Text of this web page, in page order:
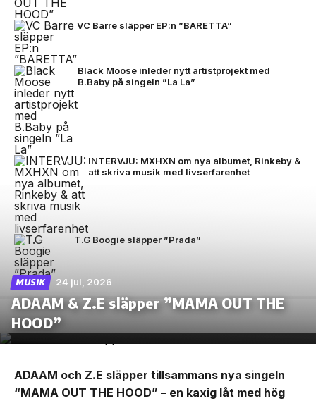
VC Barre släpper EP:n ”BARETTA”
Black Moose inleder nytt artistprojekt med
B.Baby på singeln ”La La”
INTERVJU: MXHXN om nya albumet, Rinkeby &
att skriva musik med livserfarenhet
T.G Boogie släpper ”Prada”
MUSIK 24 jul, 2026
ADAAM & Z.E släpper ”MAMA OUT THE
HOOD”
ADAAM och Z.E släpper tillsammans nya singeln
“MAMA OUT THE HOOD” – en kaxig låt med hög